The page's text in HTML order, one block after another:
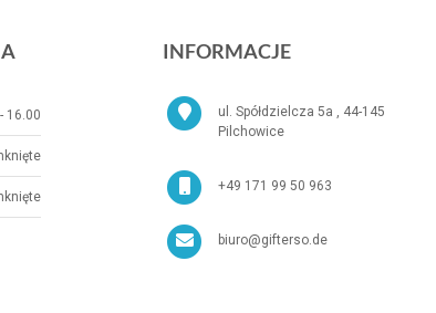
16.00
INFORMACJE
ul. Spółdzielcza 5a , 44-145
Pilchowice
+49 171 99 50 963
biuro@gifterso.de